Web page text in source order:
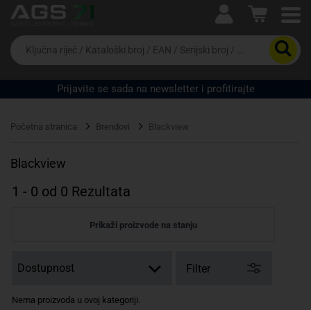
Ova postavka prilagođava asortiman proizvoda i
cijene vašim potrebama.
Da
biste
potražili
proizvod,
unesite
riječ,
EAN
serijski
Prijavite se sada na newsletter i profitirajte
Početna stranica Brendovi Blackview
Blackview
1 - 0 od 0 Rezultata
Prikaži proizvode na stanju
Filter
Nema proizvoda u ovoj kategoriji.